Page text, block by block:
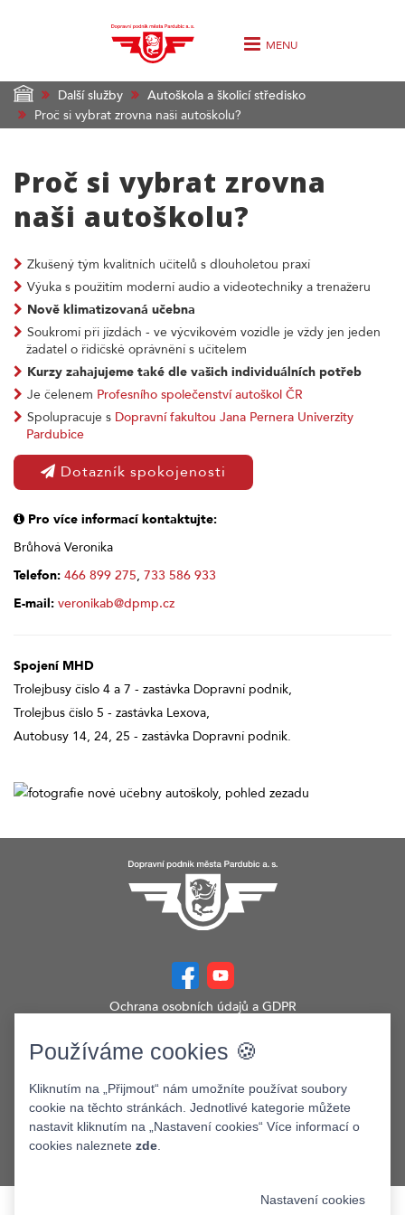
MENU
Další služby
Autoškola a školicí středisko
Proč si vybrat zrovna naši autoškolu?
Proč si vybrat zrovna
naši autoškolu?
Zkušený tým kvalitních učitelů s dlouholetou praxí
Výuka s použitím moderní audio a videotechniky a trenažeru
Nově klimatizovaná učebna
Soukromí při jízdách - ve výcvikovém vozidle je vždy jen jeden
žadatel o řidičské oprávnění s učitelem
Kurzy zahajujeme také dle vašich individuálních potřeb
Je čelenem Profesního společenství autoškol ČR
Spolupracuje s Dopravní fakultou Jana Pernera Univerzity
Pardubice
Dotazník spokojenosti
Pro více informací kontaktujte:
Brůhová Veronika
Telefon: 466 899 275, 733 586 933
E-mail: veronikab@dpmp.cz
Spojení MHD
Trolejbusy číslo 4 a 7 - zastávka Dopravní podnik,
Trolejbus číslo 5 - zastávka Lexova,
Autobusy 14, 24, 25 - zastávka Dopravní podnik.
Ochrana osobních údajů a GDPR
Zobrazit verzi webu pro PC
©2026. Dopravní podnik města Pardubic a.s.
Používáme cookies 🍪
Kliknutím na „Přijmout“ nám umožníte používat soubory
cookie na těchto stránkách. Jednotlivé kategorie můžete
nastavit kliknutím na „Nastavení cookies“ Více informací o
cookies naleznete zde
Nastavení cookies